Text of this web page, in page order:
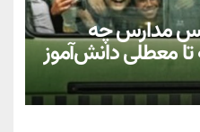
مدارس چه
تا معطلی دانش‌آموز